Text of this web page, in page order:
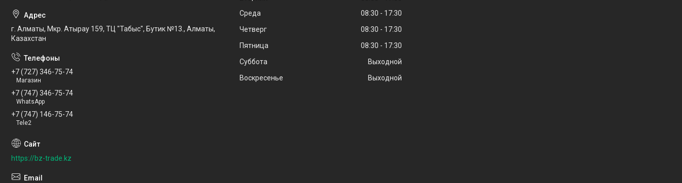
г. Алматы, Мкр. Атырау 159, ТЦ "Табыс", Бутик №13., Алматы,
Казахстан
+7 (727) 346-75-74
Магазин
+7 (747) 346-75-74
WhatsApp
+7 (747) 146-75-74
Tele2
https://bz-trade.kz
Среда
08:30
17:30
Четверг
08:30
17:30
Пятница
08:30
17:30
Суббота
Выходной
Воскресенье
Выходной